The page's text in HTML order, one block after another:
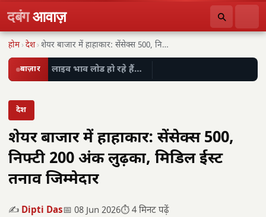
दबंगआवाज़
होम ›देश › शेयर बाजार में हाहाकार: सेंसेक्स 500, निफ्टी 200…
बाज़ार लाइव भाव लोड हो रहे हैं…
देश
शेयर बाजार में हाहाकार: सेंसेक्स 500,
निफ्टी 200 अंक लुढ़का, मिडिल ईस्ट
तनाव जिम्मेदार
✍️ Dipti Das📅 08 Jun 2026⏱️ 4 मिनट पढ़ें